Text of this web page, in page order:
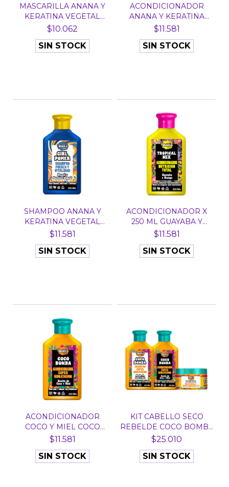
MASCARILLA ANANA Y
KERATINA VEGETAL
GIRL...
$10.062
SIN STOCK
ACONDICIONADOR
ANANA Y KERATINA
VEGETAL...
$11.581
SIN STOCK
SHAMPOO ANANA Y
KERATINA VEGETAL
GIRL PO...
$11.581
SIN STOCK
ACONDICIONADOR X
250 ML GUAYABA Y
MANGO...
$11.581
SIN STOCK
ACONDICIONADOR
COCO Y MIEL COCO
BOMBA DE...
$11.581
SIN STOCK
KIT CABELLO SECO
REBELDE COCO BOMBA
DELF...
$25.010
SIN STOCK